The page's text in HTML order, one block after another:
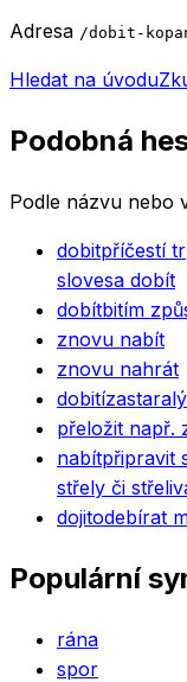
Adresa /dobit-
Hledat na úvodu
Podobná
Podle názvu nebo
dobitpříčestí
slovesa dobít
dobítbitím
znovu nabít
znovu nahrát
dobití
přeložit např.
nabítpřipravit
střely či
dojitodebírat
Populární
rána
spor